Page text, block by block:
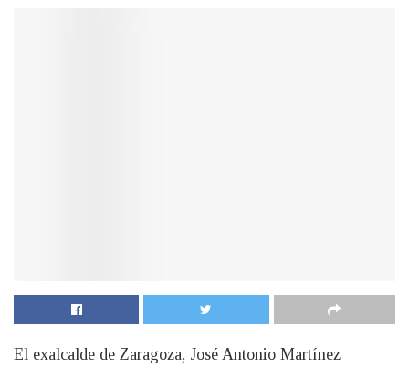
El exalcalde de Zaragoza, José Antonio Martínez